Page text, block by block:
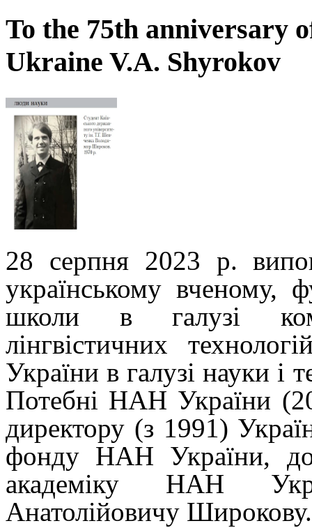
To the 75th anniversary
Ukraine V.A. Shyrokov
28 серпня 2023 р.
українському вченому,
школи в галузі
лінгвістичних
України в галузінауки і
Потебні НАН України
директору (з 1991)
фонду НАН України,
академіку НАН
Анатолійовичу Широкову.